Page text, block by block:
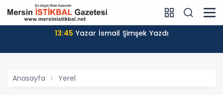
13:45 Yazar İsmail Şimşek Yazdı
Anasayfa Yerel